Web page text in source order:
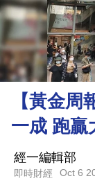
【黃金
一成 跑贏
經一編輯部
即時財經 Oct 6